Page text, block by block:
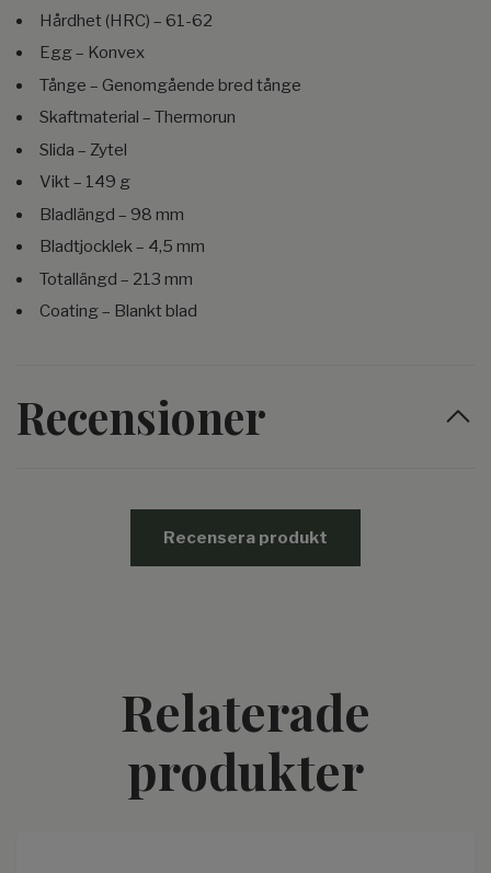
Hårdhet (HRC) – 61-62
Egg – Konvex
Tånge – Genomgående bred tånge
Skaftmaterial – Thermorun
Slida – Zytel
Vikt – 149 g
Bladlängd – 98 mm
Bladtjocklek – 4,5 mm
Totallängd – 213 mm
Coating – Blankt blad
Recensioner
Recensera produkt
Relaterade
produkter